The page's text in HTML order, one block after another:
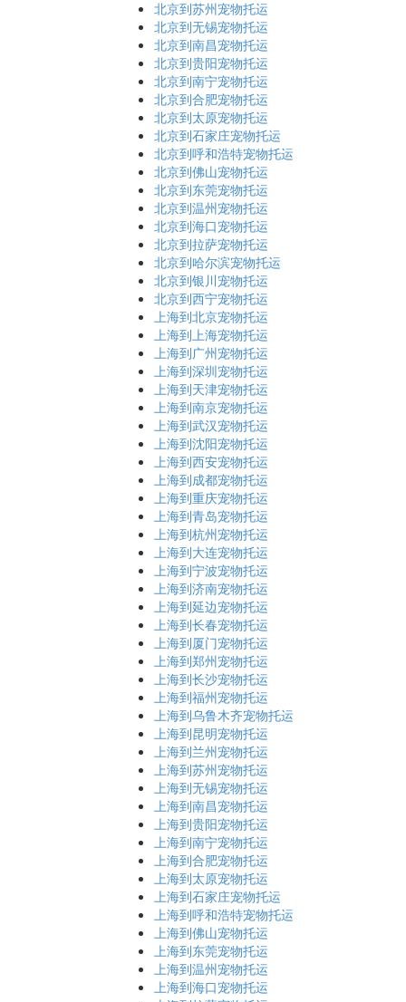
北京到苏州宠物托运
北京到无锡宠物托运
北京到南昌宠物托运
北京到贵阳宠物托运
北京到南宁宠物托运
北京到合肥宠物托运
北京到太原宠物托运
北京到石家庄宠物托运
北京到呼和浩特宠物托运
北京到佛山宠物托运
北京到东莞宠物托运
北京到温州宠物托运
北京到海口宠物托运
北京到拉萨宠物托运
北京到哈尔滨宠物托运
北京到银川宠物托运
北京到西宁宠物托运
上海到北京宠物托运
上海到上海宠物托运
上海到广州宠物托运
上海到深圳宠物托运
上海到天津宠物托运
上海到南京宠物托运
上海到武汉宠物托运
上海到沈阳宠物托运
上海到西安宠物托运
上海到成都宠物托运
上海到重庆宠物托运
上海到青岛宠物托运
上海到杭州宠物托运
上海到大连宠物托运
上海到宁波宠物托运
上海到济南宠物托运
上海到延边宠物托运
上海到长春宠物托运
上海到厦门宠物托运
上海到郑州宠物托运
上海到长沙宠物托运
上海到福州宠物托运
上海到乌鲁木齐宠物托运
上海到昆明宠物托运
上海到兰州宠物托运
上海到苏州宠物托运
上海到无锡宠物托运
上海到南昌宠物托运
上海到贵阳宠物托运
上海到南宁宠物托运
上海到合肥宠物托运
上海到太原宠物托运
上海到石家庄宠物托运
上海到呼和浩特宠物托运
上海到佛山宠物托运
上海到东莞宠物托运
上海到温州宠物托运
上海到海口宠物托运